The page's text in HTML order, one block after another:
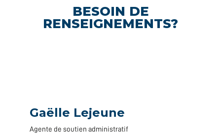
BESOIN DE
RENSEIGNEMENTS?
Gaëlle Lejeune
Agente de soutien administratif